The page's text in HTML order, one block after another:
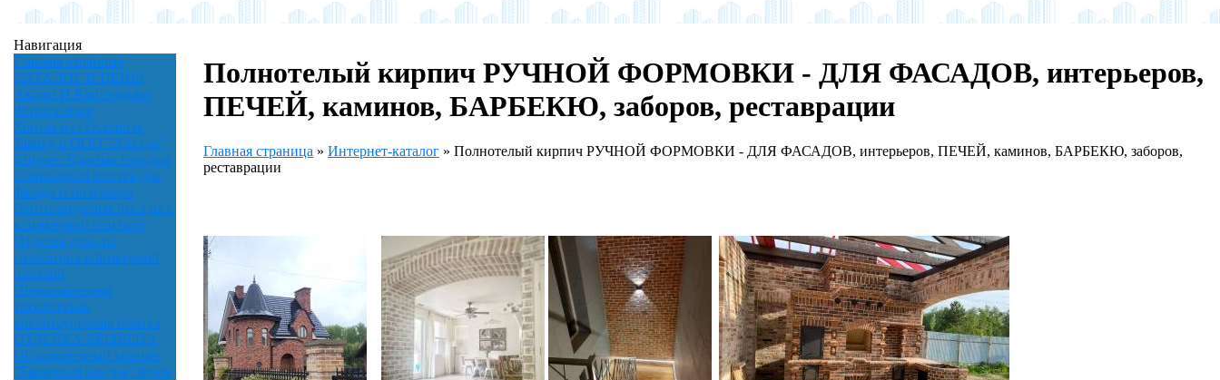
Навигация
Главная страница
КАТАЛОГ И ЦЕНЫ
Акции И Распродажи
Фотогалерея
Контакты / Оставить
Заявку в ООО "Аркада"
Кирпич Красная гвардия
Клинкерная плитка для
фасада и интерьера
Вентилируемые фасады с
клинкерной плиткой
Отделка дома из
газобетона клинкерной
плиткой
Промышленная
техническая
кислотоупорная плитка
ОТДЕЛКА КРЫЛЬЦА
Облицовочный кирпич
"Баварская кладка" флэш
Полнотелый кирпич РУЧНОЙ ФОРМОВКИ - ДЛЯ ФАСАДОВ, интерьеров,
ПЕЧЕЙ, каминов, БАРБЕКЮ, заборов, реставрации
Главная страница » Интернет-каталог » Полнотелый кирпич РУЧНОЙ ФОРМОВКИ - ДЛЯ ФАСАДОВ, интерьеров, ПЕЧЕЙ, каминов, БАРБЕКЮ, заборов,
реставрации